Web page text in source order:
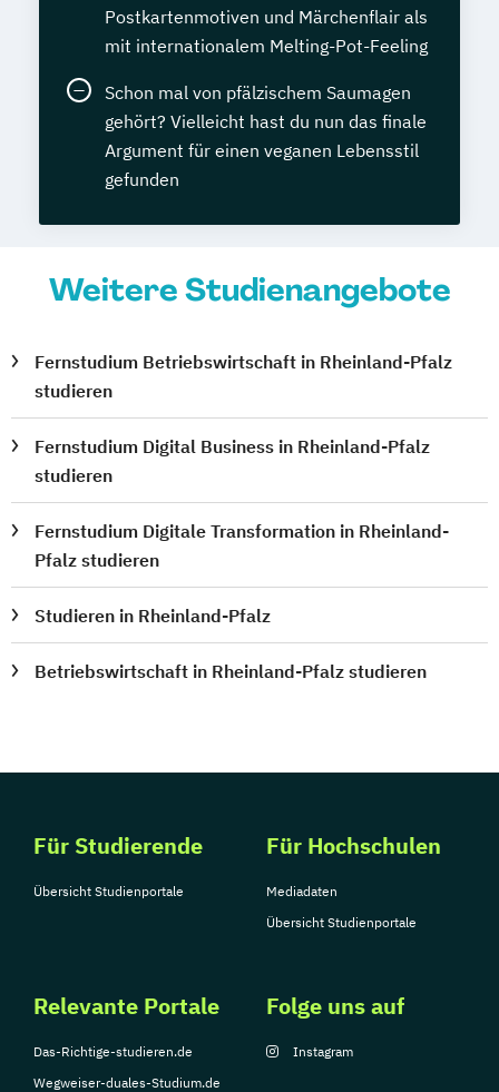
Postkartenmotiven und Märchenflair als
mit internationalem Melting-Pot-Feeling
Schon mal von pfälzischem Saumagen
gehört? Vielleicht hast du nun das finale
Argument für einen veganen Lebensstil
gefunden
Weitere Studienangebote
Fernstudium Betriebswirtschaft in Rheinland-Pfalz
studieren
Fernstudium Digital Business in Rheinland-Pfalz
studieren
Fernstudium Digitale Transformation in Rheinland-
Pfalz studieren
Studieren in Rheinland-Pfalz
Betriebswirtschaft in Rheinland-Pfalz studieren
Für Studierende
Übersicht Studienportale
Für Hochschulen
Mediadaten
Übersicht Studienportale
Relevante Portale
Das-Richtige-studieren.de
Wegweiser-duales-Studium.de
Folge uns auf
Instagram